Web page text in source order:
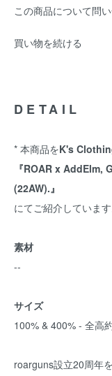
この商品について問
買い物を続ける
DETAIL
* 本商品をK's
『ROAR x AddElm,
(22AW).』
にてご紹介しています
素材
--
サイズ
100% & 400% - 全高
roarguns設立20周年